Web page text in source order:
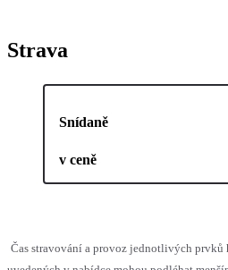
Strava
Snídaně
v ceně
Čas stravování a provoz jednotlivých